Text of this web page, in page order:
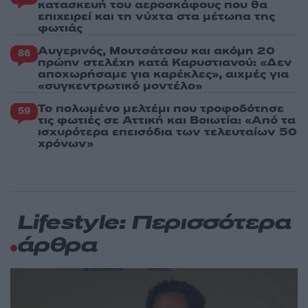
κατασκευή του αεροσκάφους που θα
επιχειρεί και τη νύχτα στα μέτωπα της
φωτιάς
86 Αυγερινός, Μουτσάτσου και ακόμη 20
πρώην στελέχη κατά Καρυστιανού: «Δεν
αποχωρήσαμε για καρέκλες», αιχμές για
«συγκεντρωτικό μοντέλο»
59 Το πολωμένο μελτέμι που τροφοδότησε
τις φωτιές σε Αττική και Βοιωτία: «Από τα
ισχυρότερα επεισόδια των τελευταίων 50
χρόνων»
Lifestyle: Περισσότερα
άρθρα